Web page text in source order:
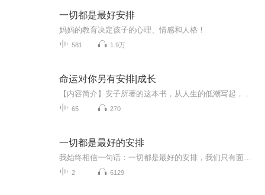
一切都是最好安排
妈妈的教育决定孩子的心理、情感和人格！
581 1.9万
命运对你另有安排|成长
65 270
一切都是最好的安排
2 6129